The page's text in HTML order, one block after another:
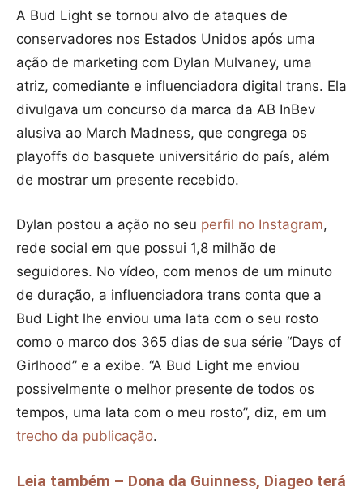
A Bud Light se tornou alvo de ataques de
conservadores nos Estados Unidos após uma
ação de marketing com Dylan Mulvaney, uma
atriz, comediante e influenciadora digital trans. Ela
divulgava um concurso da marca da AB InBev
alusiva ao March Madness, que congrega os
playoffs do basquete universitário do país, além
de mostrar um presente recebido.
Dylan postou a ação no seu perfil no Instagram,
rede social em que possui 1,8 milhão de
seguidores. No vídeo, com menos de um minuto
de duração, a influenciadora trans conta que a
Bud Light lhe enviou uma lata com o seu rosto
como o marco dos 365 dias de sua série “Days of
Girlhood” e a exibe. “A Bud Light me enviou
possivelmente o melhor presente de todos os
tempos, uma lata com o meu rosto”, diz, em um
trecho da publicação.
Leia também – Dona da Guinness, Diageo terá